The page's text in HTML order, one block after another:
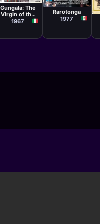
Ferrara
Gungala: The
Virgin of the
Jungle
1967
Raúl Ramírez
Rarotonga
1977